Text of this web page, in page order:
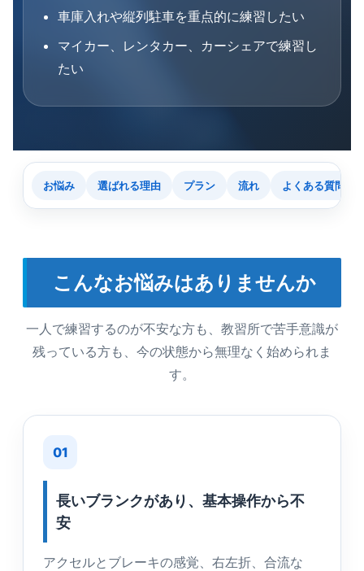
車庫入れや縦列駐車を重点的に練習したい
マイカー、レンタカー、カーシェアで練習し
たい
お悩み 選ばれる理由 プラン 流れ よくある質問
こんなお悩みはありませんか
一人で練習するのが不安な方も、教習所で苦手意識が
残っている方も、今の状態から無理なく始められま
す。
01
長いブランクがあり、基本操作から不
安
アクセルとブレーキの感覚、右左折、合流な